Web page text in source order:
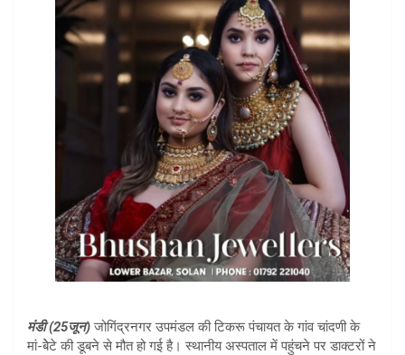
मंडी (25जून) जोगिंद्रनगर उपमंडल की टिकरू पंचायत के गांव चांदणी के
मां-बेेटे की डूबने से मौत हो गई है। स्थानीय अस्पताल में पहुंचने पर डाक्टरों ने